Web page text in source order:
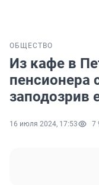
ОБЩЕСТВО
Из кафе в
пенсионера
заподозрив
16 июля 2024, 17:53 7